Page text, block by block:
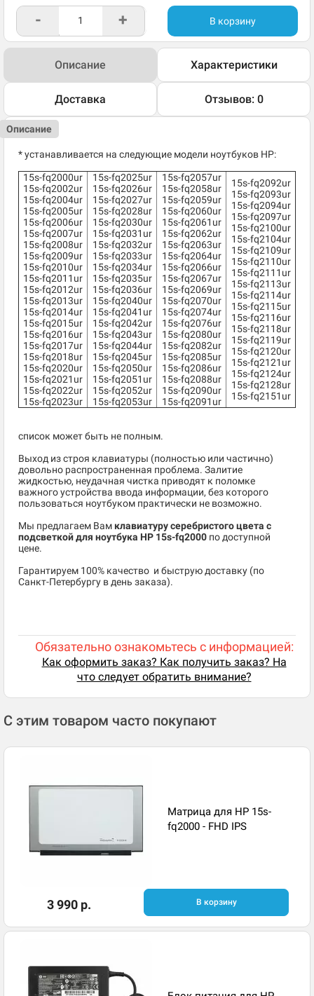
- + В корзину
Описание Характеристики
Доставка Отзывов: 0
Описание
* устанавливается на следующие модели ноутбуков HP:
15s-fq2000ur
15s-fq2002ur
15s-fq2004ur
15s-fq2005ur
15s-fq2006ur
15s-fq2007ur
15s-fq2008ur
15s-fq2009ur
15s-fq2010ur
15s-fq2011ur
15s-fq2012ur
15s-fq2013ur
15s-fq2014ur
15s-fq2015ur
15s-fq2016ur
15s-fq2017ur
15s-fq2018ur
15s-fq2020ur
15s-fq2021ur
15s-fq2022ur
15s-fq2023ur
15s-fq2025ur
15s-fq2026ur
15s-fq2027ur
15s-fq2028ur
15s-fq2030ur
15s-fq2031ur
15s-fq2032ur
15s-fq2033ur
15s-fq2034ur
15s-fq2035ur
15s-fq2036ur
15s-fq2040ur
15s-fq2041ur
15s-fq2042ur
15s-fq2043ur
15s-fq2044ur
15s-fq2045ur
15s-fq2050ur
15s-fq2051ur
15s-fq2052ur
15s-fq2053ur
15s-fq2057ur
15s-fq2058ur
15s-fq2059ur
15s-fq2060ur
15s-fq2061ur
15s-fq2062ur
15s-fq2063ur
15s-fq2064ur
15s-fq2066ur
15s-fq2067ur
15s-fq2069ur
15s-fq2070ur
15s-fq2074ur
15s-fq2076ur
15s-fq2080ur
15s-fq2082ur
15s-fq2085ur
15s-fq2086ur
15s-fq2088ur
15s-fq2090ur
15s-fq2091ur
15s-fq2092ur
15s-fq2093ur
15s-fq2094ur
15s-fq2097ur
15s-fq2100ur
15s-fq2104ur
15s-fq2109ur
15s-fq2110ur
15s-fq2111ur
15s-fq2113ur
15s-fq2114ur
15s-fq2115ur
15s-fq2116ur
15s-fq2118ur
15s-fq2119ur
15s-fq2120ur
15s-fq2121ur
15s-fq2124ur
15s-fq2128ur
15s-fq2151ur
список может быть не полным.
Выход из строя клавиатуры (полностью или частично)
довольно распространенная проблема. Залитие
жидкостью, неудачная чистка приводят к поломке
важного устройства ввода информации, без которого
пользоваться ноутбуком практически не возможно.
Мы предлагаем Вам клавиатуру серебристого цвета с
подсветкой для ноутбука HP 15s-fq2000 по доступной
цене.
​Гарантируем 100% качество и быструю доставку (по
Санкт-Петербургу в день заказа).
Обязательно ознакомьтесь с информацией:
Как оформить заказ? Как получить заказ? На
что следует обратить внимание?
С этим товаром часто покупают
Матрица для HP 15s-
fq2000 - FHD IPS
3 990 р. В корзину